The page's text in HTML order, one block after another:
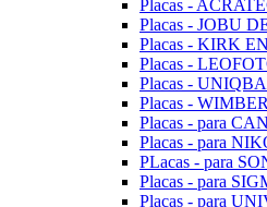
Placas -
Placas - JOBU
Placas - KIRK
Placas -
Placas -
Placas -
Placas - para
Placas - para
PLacas - para
Placas - para
Placas - para